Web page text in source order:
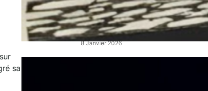
sa
« Artistes en Vitrine »: L’éclat
qui réveille les cœurs de ville
8 Janvier 2026